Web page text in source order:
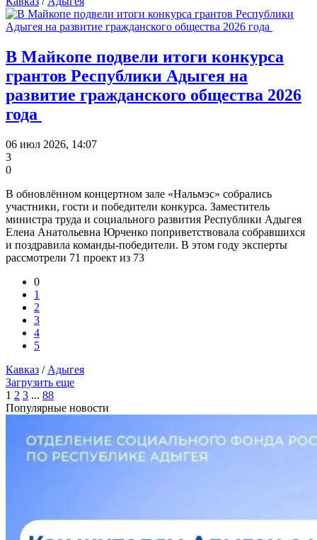
В Майкопе подвели итоги конкурса
грантов Республики Адыгея на
развитие гражданского общества 2026
года
06 июл 2026, 14:07
3
0
В обновлённом концертном зале «Нальмэс» собрались
участники, гости и победители конкурса. Заместитель
министра труда и социального развития Республики Адыгея
Елена Анатольевна Юрченко поприветствовала собравшихся
и поздравила команды-победители. В этом году эксперты
рассмотрели 71 проект из 73
0
1
2
3
4
5
Кавказ / Адыгея
Загрузить еще
1 2 3 ... 88
Популярные новости